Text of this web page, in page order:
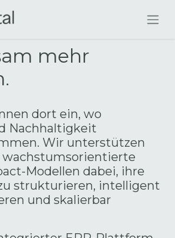
mehr
dort ein, wo
Nachhaltigkeit
Wir unterstützen
wachstumsorientierte
Modellen dabei, ihre
strukturieren, intelligent
und skalierbar